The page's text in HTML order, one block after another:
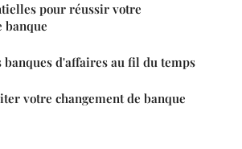
pour réussir votre
banque
banques d'affaires au fil du temps
votre changement de banque